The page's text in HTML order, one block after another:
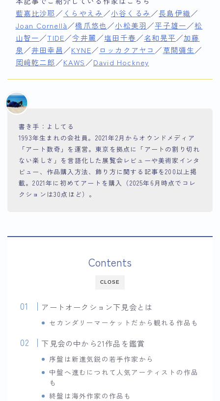
藍嘉比沙耶 ／ くらやえみ ／小谷くるみ ／長島伊織／
Joan Cornellà／橋爪悠也／小松美羽 ／平子雄一／松
山智一／TIDE／今井麗／塩田千春／名和晃平／加藤
泉 ／井田幸昌 ／KYNE／ ロッカクアヤコ ／草間彌生／
岡﨑乾二郎 ／KAWS ／David Hockney
書き手：よしてる
1993年生まれの会社員。2021年2月からオウンドメディア
「アート数奇」を運営。東京を拠点に「アートの割り切れ
ない楽しさ」を言語化した展覧会レビューや美術家インタ
ビュー、作品購入方法、飾り方に関する記事を200以上掲
載。2021年に初めてアートを購入（2025年6月時点でコレ
クションは30点ほど）。
CLOSE
Contents
アートオークション下見会とは
セカンダリーマーケットだから観れる作品も
下見会の中から21作品を鑑賞
序盤は新進気鋭の若手作家から
中盤へ進むにつれて人気アーティストの作品
も
終盤は海外作家の作品も